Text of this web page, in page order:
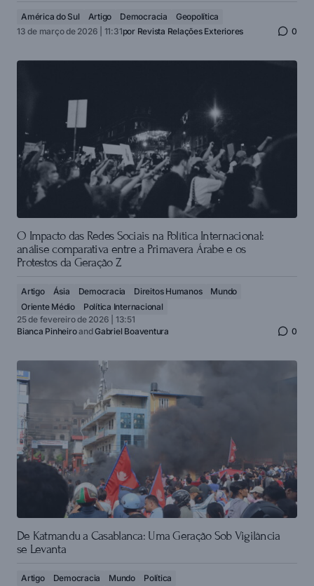
América do Sul Artigo Democracia
Geopolítica
13 de março de 2026 | 11:31por Revista Relações Exteriores 0
O Impacto das Redes Sociais na Política Internacional:
análise comparativa entre a Primavera Árabe e os
Protestos da Geração Z
Artigo Ásia Democracia Direitos Humanos
Mundo
Oriente Médio
Política Internacional
25 de fevereiro de 2026 | 13:51
Bianca PinheiroandGabriel Boaventura 0
De Katmandu a Casablanca: Uma Geração Sob Vigilância
se Levanta
Artigo Democracia Mundo
Política